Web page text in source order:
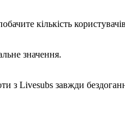
кількість
значення.
з Livesubs завжди